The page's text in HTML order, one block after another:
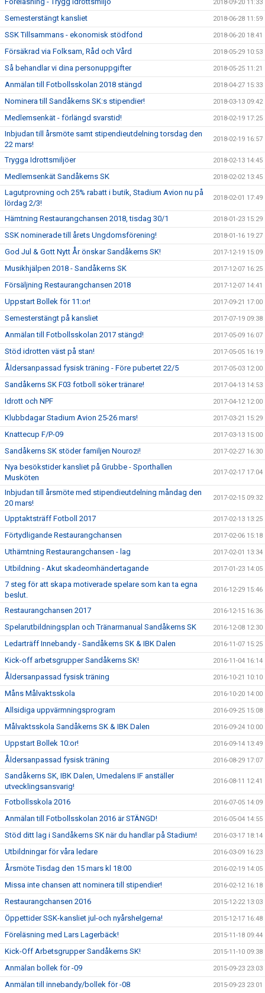
2018-09-20 11:33
Semesterstängt kansliet 2018-06-28 11:59
SSK Tillsammans - ekonomisk stödfond 2018-06-20 18:41
Försäkrad via Folksam, Råd och Vård 2018-05-29 10:53
Så behandlar vi dina personuppgifter 2018-05-25 11:21
Anmälan till Fotbollsskolan 2018 stängd 2018-04-27 15:33
Nominera till Sandåkerns SK:s stipendier! 2018-03-13 09:42
Medlemsenkät - förlängd svarstid! 2018-02-19 17:25
Inbjudan till årsmöte samt stipendieutdelning torsdag den
22 mars!
2018-02-19 16:57
Trygga Idrottsmiljöer 2018-02-13 14:45
Medlemsenkät Sandåkerns SK 2018-02-02 13:45
Lagutprovning och 25% rabatt i butik, Stadium Avion nu på
lördag 2/3!
2018-02-01 17:49
Hämtning Restaurangchansen 2018, tisdag 30/1 2018-01-23 15:29
SSK nominerade till årets Ungdomsförening! 2018-01-16 19:27
God Jul & Gott Nytt År önskar Sandåkerns SK! 2017-12-19 15:09
Musikhjälpen 2018 - Sandåkerns SK 2017-12-07 16:25
Försäljning Restaurangchansen 2018 2017-12-07 14:41
Uppstart Bollek för 11:or! 2017-09-21 17:00
Semesterstängt på kansliet 2017-07-19 09:38
Anmälan till Fotbollsskolan 2017 stängd! 2017-05-09 16:07
Stöd idrotten väst på stan! 2017-05-05 16:19
Åldersanpassad fysisk träning - Före pubertet 22/5 2017-05-03 12:00
Sandåkerns SK F03 fotboll söker tränare! 2017-04-13 14:53
Idrott och NPF 2017-04-12 12:00
Klubbdagar Stadium Avion 25-26 mars! 2017-03-21 15:29
Knattecup F/P-09 2017-03-13 15:00
Sandåkerns SK stöder familjen Nourozi! 2017-02-27 16:30
Nya besökstider kansliet på Grubbe - Sporthallen
Musköten
2017-02-17 17:04
Inbjudan till årsmöte med stipendieutdelning måndag den
20 mars!
2017-02-15 09:32
Upptaktsträff Fotboll 2017 2017-02-13 13:25
Förtydligande Restaurangchansen 2017-02-06 15:18
Uthämtning Restaurangchansen - lag 2017-02-01 13:34
Utbildning - Akut skadeomhändertagande 2017-01-23 14:05
7 steg för att skapa motiverade spelare som kan ta egna
beslut.
2016-12-29 15:46
Restaurangchansen 2017 2016-12-15 16:36
Spelarutbildningsplan och Tränarmanual Sandåkerns SK 2016-12-08 12:30
Ledarträff Innebandy - Sandåkerns SK & IBK Dalen 2016-11-07 15:25
Kick-off arbetsgrupper Sandåkerns SK! 2016-11-04 16:14
Åldersanpassad fysisk träning 2016-10-21 10:10
Måns Målvaktsskola 2016-10-20 14:00
Allsidiga uppvärmningsprogram 2016-09-25 15:08
Målvaktsskola Sandåkerns SK & IBK Dalen 2016-09-24 10:00
Uppstart Bollek 10:or! 2016-09-14 13:49
Åldersanpassad fysisk träning 2016-08-29 17:07
Sandåkerns SK, IBK Dalen, Umedalens IF anställer
utvecklingsansvarig!
2016-08-11 12:41
Fotbollsskola 2016 2016-07-05 14:09
Anmälan till Fotbollsskolan 2016 är STÄNGD! 2016-05-04 14:55
Stöd ditt lag i Sandåkerns SK när du handlar på Stadium! 2016-03-17 18:14
Utbildningar för våra ledare 2016-03-09 16:23
Årsmöte Tisdag den 15 mars kl 18:00 2016-02-19 14:05
Missa inte chansen att nominera till stipendier! 2016-02-12 16:18
Restaurangchansen 2016 2015-12-22 13:03
Öppettider SSK-kansliet jul-och nyårshelgerna! 2015-12-17 16:48
Föreläsning med Lars Lagerbäck! 2015-11-18 09:44
Kick-Off Arbetsgrupper Sandåkerns SK! 2015-11-10 09:38
Anmälan bollek för -09 2015-09-23 23:03
Anmälan till innebandy/bollek för -08 2015-09-23 23:01